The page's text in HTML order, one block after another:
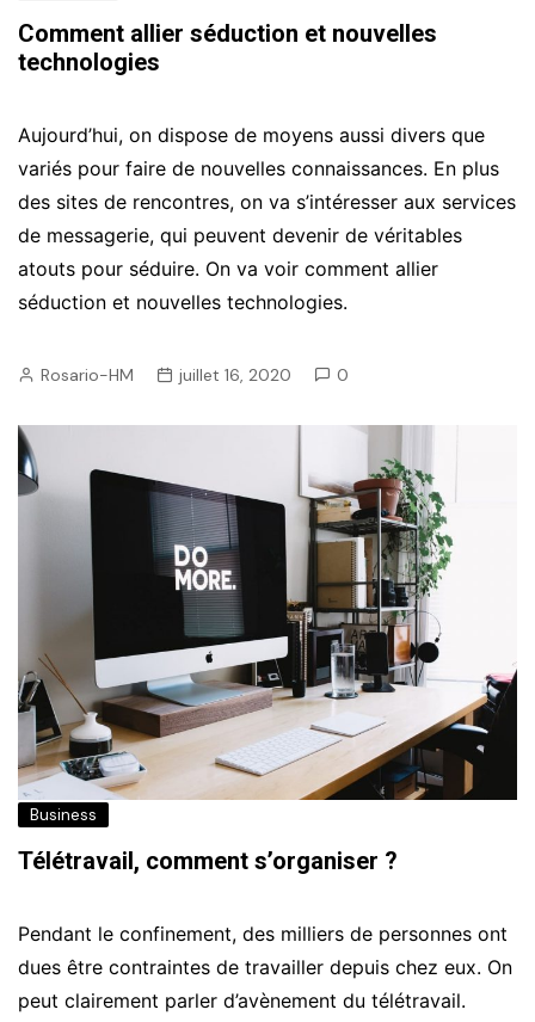
Comment allier séduction et nouvelles
technologies
Aujourd’hui, on dispose de moyens aussi divers que
variés pour faire de nouvelles connaissances. En plus
des sites de rencontres, on va s’intéresser aux services
de messagerie, qui peuvent devenir de véritables
atouts pour séduire. On va voir comment allier
séduction et nouvelles technologies.
Rosario-HM juillet 16, 2020 0
Business
Télétravail, comment s’organiser ?
Pendant le confinement, des milliers de personnes ont
dues être contraintes de travailler depuis chez eux. On
peut clairement parler d’avènement du télétravail.